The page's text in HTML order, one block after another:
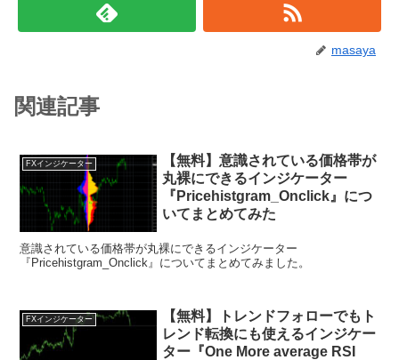
masaya
関連記事
FXインジケーター
【無料】意識されている価格帯が
丸裸にできるインジケーター
『Pricehistgram_Onclick』につ
いてまとめてみた
意識されている価格帯が丸裸にできるインジケーター
『Pricehistgram_Onclick』についてまとめてみました。
FXインジケーター
【無料】トレンドフォローでもト
レンド転換にも使えるインジケー
ター『One More average RSI